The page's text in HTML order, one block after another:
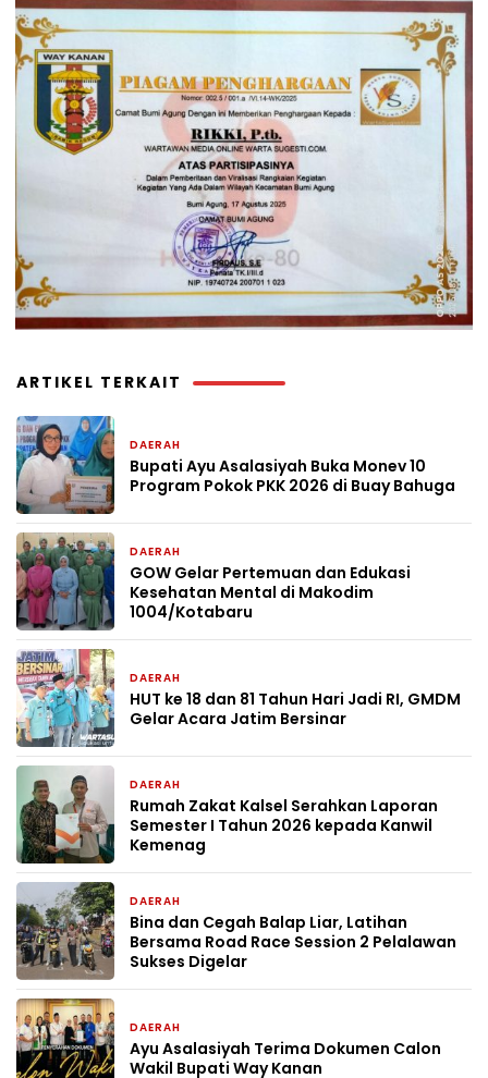
ARTIKEL TERKAIT
DAERAH
Bupati Ayu Asalasiyah Buka Monev 10
Program Pokok PKK 2026 di Buay Bahuga
DAERAH
GOW Gelar Pertemuan dan Edukasi
Kesehatan Mental di Makodim
1004/Kotabaru
DAERAH
HUT ke 18 dan 81 Tahun Hari Jadi RI, GMDM
Gelar Acara Jatim Bersinar
DAERAH
Rumah Zakat Kalsel Serahkan Laporan
Semester I Tahun 2026 kepada Kanwil
Kemenag
DAERAH
Bina dan Cegah Balap Liar, Latihan
Bersama Road Race Session 2 Pelalawan
Sukses Digelar
DAERAH
Ayu Asalasiyah Terima Dokumen Calon
Wakil Bupati Way Kanan